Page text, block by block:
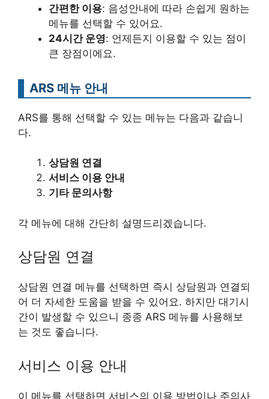
간편한 이용: 음성안내에 따라 손쉽게 원하는
메뉴를 선택할 수 있어요.
24시간 운영: 언제든지 이용할 수 있는 점이
큰 장점이에요.
ARS 메뉴 안내
ARS를 통해 선택할 수 있는 메뉴는 다음과 같습니
다.
상담원 연결
서비스 이용 안내
기타 문의사항
각 메뉴에 대해 간단히 설명드리겠습니다.
상담원 연결
상담원 연결 메뉴를 선택하면 즉시 상담원과 연결되
어 더 자세한 도움을 받을 수 있어요. 하지만 대기시
간이 발생할 수 있으니 종종 ARS 메뉴를 사용해보
는 것도 좋습니다.
서비스 이용 안내
이 메뉴를 선택하면 서비스의 이용 방법이나 주의사